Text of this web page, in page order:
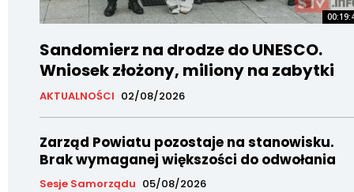
Sandomierz na drodze do UNESCO.
Wniosek złożony, miliony na zabytki
AKTUALNOŚCI 02/08/2026
Zarząd Powiatu pozostaje na stanowisku.
Brak wymaganej większości do odwołania
Sesje Samorządu 05/08/2026